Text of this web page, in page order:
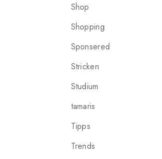
Shop
Shopping
Sponsered
Stricken
Studium
tamaris
Tipps
Trends